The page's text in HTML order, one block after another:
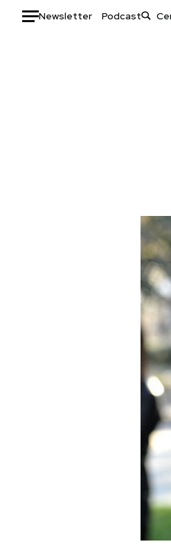
Newsletter Podcast